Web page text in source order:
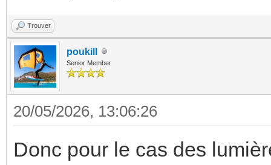
Trouver
poukill
Senior Member
20/05/2026, 13:06:26
Donc pour le cas des